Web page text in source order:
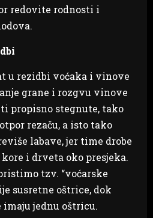
redovite rodnosti i
u rezidbi voćaka i vinove
grane i rozgvu vinove
propisno stegnute, tako
rezaču, a isto tako
labave, jer time drobe
i drveta oko presjeka.
tzv. “voćarske
susretne oštrice, dok
jednu oštricu.